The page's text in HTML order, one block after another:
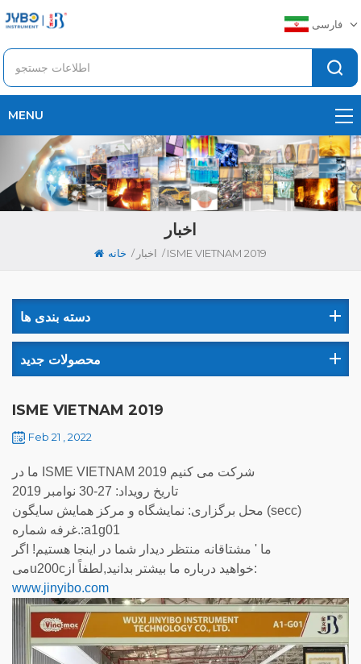
فارسی
MENU
اخبار
خانه / اخبار / ISME VIETNAM 2019
دسته بندی ها
محصولات جدید
ISME VIETNAM 2019
Feb 21 , 2022
ما در ISME VIETNAM 2019 شرکت می کنیم
تاریخ رویداد: 27-30 نوامبر 2019
محل برگزاری: نمایشگاه و مرکز همایش سایگون (secc)
غرفه شماره.:a1g01
ما ' مشتاقانه منتظر دیدار شما در اینجا هستیم! اگر
میu200cخواهید درباره ما بیشتر بدانید,لطفاً از:
www.jinyibo.com